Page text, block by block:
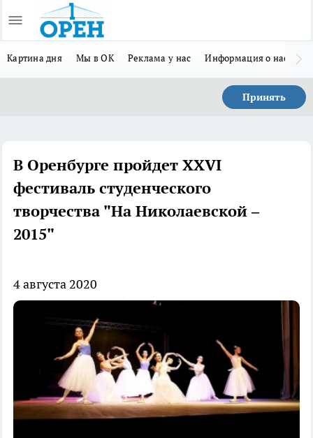
Картина дня Мы в ОК Реклама у нас Информация о нас
Принять
В Оренбурге пройдет XXVI
фестиваль студенческого
творчества "На Николаевской –
2015"
4 августа 2020